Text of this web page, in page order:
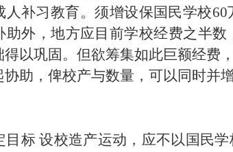
人补习教育。须增设保国民学校
助外，地方应目前学校经费之半
得以巩固。但欲筹集如此巨额经费
助，俾校产与数量，可以同时并
目标 设校造产运动，应不以国民